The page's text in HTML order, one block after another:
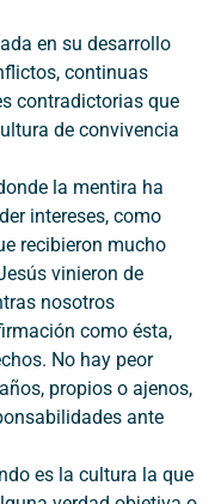
en su desarrollo
continuas
contradictorias que
de convivencia
la mentira ha
intereses, como
recibieron mucho
vinieron de
nosotros
como ésta,
No hay peor
propios o ajenos,
ante
es la cultura la que